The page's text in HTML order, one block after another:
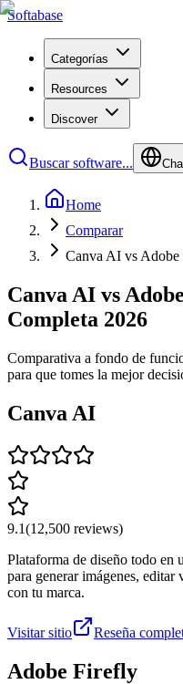
Softabase
Categorías
Resources
Discover
Buscar software...
Home
Comparar
Canva AI vs
Canva AI vs
Completa 2026
Comparativa a fondo de
para que tomes la mejor
Canva AI
9.1(12,500 reviews)
Plataforma de diseño todo en
para generar imágenes,
con tu marca.
Visitar sitio Reseña
Adobe Firefly